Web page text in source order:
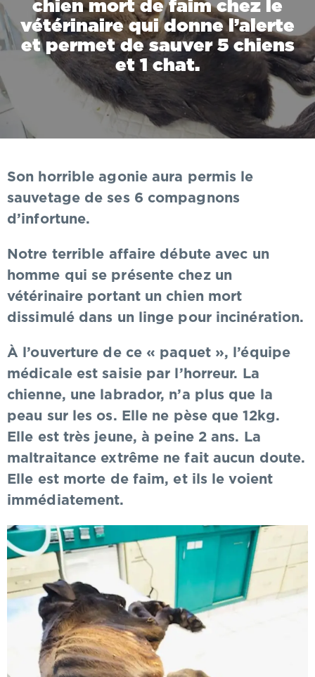
chien mort de faim chez le
vétérinaire qui donne l’alerte
et permet de sauver 5 chiens
et 1 chat.
Son horrible agonie aura permis le
sauvetage de ses 6 compagnons
d’infortune.
Notre terrible affaire débute avec un
homme qui se présente chez un
vétérinaire portant un chien mort
dissimulé dans un linge pour incinération.
À l’ouverture de ce « paquet », l’équipe
médicale est saisie par l’horreur. La
chienne, une labrador, n’a plus que la
peau sur les os. Elle ne pèse que 12kg.
Elle est très jeune, à peine 2 ans. La
maltraitance extrême ne fait aucun doute.
Elle est morte de faim, et ils le voient
immédiatement.